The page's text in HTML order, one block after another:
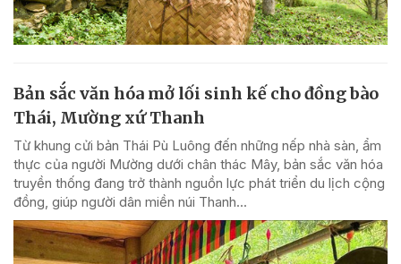
Bản sắc văn hóa mở lối sinh kế cho đồng bào
Thái, Mường xứ Thanh
Từ khung cửi bản Thái Pù Luông đến những nếp nhà sàn, ẩm
thực của người Mường dưới chân thác Mây, bản sắc văn hóa
truyền thống đang trở thành nguồn lực phát triển du lịch cộng
đồng, giúp người dân miền núi Thanh...